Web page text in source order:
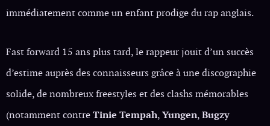
immédiatement comme un enfant prodige du rap anglais.
Fast forward 15 ans plus tard, le rappeur jouit d’un succès
d’estime auprès des connaisseurs grâce à une discographie
solide, de nombreux freestyles et des clashs mémorables
(notamment contreTinie Tempah,Yungen,Bugzy